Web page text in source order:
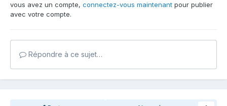
vous avez un compte, connectez-vous maintenant pour publier
avec votre compte.
Répondre à ce sujet…